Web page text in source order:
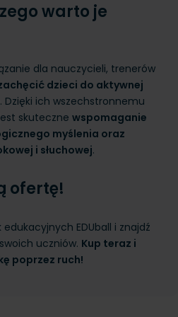
warto je
dla nauczycieli, trenerów
dzieci do aktywnej
. Dzięki ich wszechstronnemu
skuteczne wspomaganie
myślenia oraz
i słuchowej.
ofertę!
edukacyjnych EDUball i znajdź
uczniów. Kup teraz i
poprzez ruch!